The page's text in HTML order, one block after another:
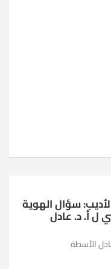
سؤال الهوية
ل أ. د. عادل
الأسطة